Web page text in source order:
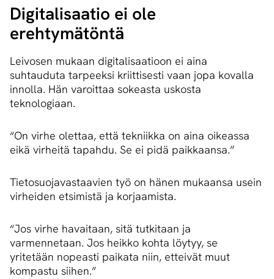
Digitalisaatio ei ole
erehtymätöntä
Leivosen mukaan digitalisaatioon ei aina
suhtauduta tarpeeksi kriittisesti vaan jopa kovalla
innolla. Hän varoittaa sokeasta uskosta
teknologiaan.
“On virhe olettaa, että tekniikka on aina oikeassa
eikä virheitä tapahdu. Se ei pidä paikkaansa.”
Tietosuojavastaavien työ on hänen mukaansa usein
virheiden etsimistä ja korjaamista.
“Jos virhe havaitaan, sitä tutkitaan ja
varmennetaan. Jos heikko kohta löytyy, se
yritetään nopeasti paikata niin, etteivät muut
kompastu siihen.”